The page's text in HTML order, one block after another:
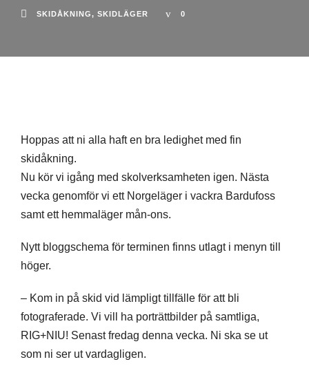
SKIDÅKNING, SKIDLÄGER 0
Hoppas att ni alla haft en bra ledighet med fin
skidåkning.
Nu kör vi igång med skolverksamheten igen. Nästa
vecka genomför vi ett Norgeläger i vackra Bardufoss
samt ett hemmaläger mån-ons.
Nytt bloggschema för terminen finns utlagt i menyn till
höger.
– Kom in på skid vid lämpligt tillfälle för att bli
fotograferade. Vi vill ha porträttbilder på samtliga,
RIG+NIU! Senast fredag denna vecka. Ni ska se ut
som ni ser ut vardagligen.